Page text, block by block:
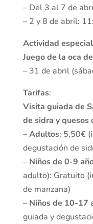
– Del 3 al 7 de
– 2 y 8 de abril:
Actividad
Juego de la oca
– 31 de abril
Tarifas:
Visita guiada de
de sidra y quesos
–Adultos: 5,50€
degustación de
– Niños de 0-9
adulto): Gratuito
de manzana)
– Niños de 10-17
guiada y